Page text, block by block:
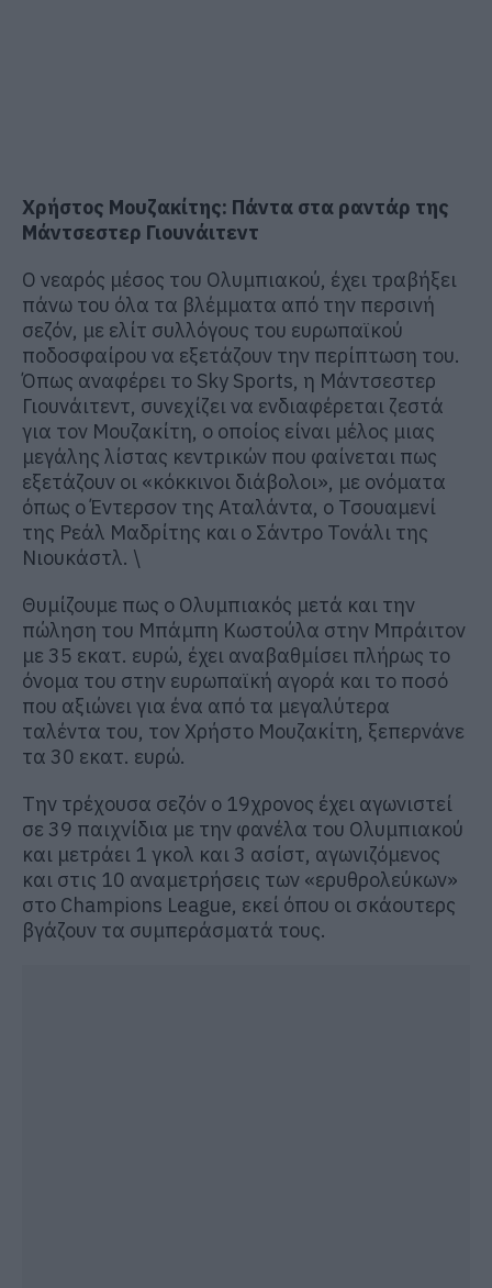
Χρήστος Μουζακίτης: Πάντα στα ραντάρ της
Μάντσεστερ Γιουνάιτεντ
Ο νεαρός μέσος του Ολυμπιακού, έχει τραβήξει
πάνω του όλα τα βλέμματα από την περσινή
σεζόν, με ελίτ συλλόγους του ευρωπαϊκού
ποδοσφαίρου να εξετάζουν την περίπτωση του.
Όπως αναφέρει το Sky Sports, η Μάντσεστερ
Γιουνάιτεντ, συνεχίζει να ενδιαφέρεται ζεστά
για τον Μουζακίτη, ο οποίος είναι μέλος μιας
μεγάλης λίστας κεντρικών που φαίνεται πως
εξετάζουν οι «κόκκινοι διάβολοι», με ονόματα
όπως ο Έντερσον της Αταλάντα, ο Τσουαμενί
της Ρεάλ Μαδρίτης και ο Σάντρο Τονάλι της
Νιουκάστλ. \
Θυμίζουμε πως ο Ολυμπιακός μετά και την
πώληση του Μπάμπη Κωστούλα στην Μπράιτον
με 35 εκατ. ευρώ, έχει αναβαθμίσει πλήρως το
όνομα του στην ευρωπαϊκή αγορά και το ποσό
που αξιώνει για ένα από τα μεγαλύτερα
ταλέντα του, τον Χρήστο Μουζακίτη, ξεπερνάνε
τα 30 εκατ. ευρώ.
Την τρέχουσα σεζόν ο 19χρονος έχει αγωνιστεί
σε 39 παιχνίδια με την φανέλα του Ολυμπιακού
και μετράει 1 γκολ και 3 ασίστ, αγωνιζόμενος
και στις 10 αναμετρήσεις των «ερυθρολεύκων»
στο Champions League, εκεί όπου οι σκάουτερς
βγάζουν τα συμπεράσματά τους.